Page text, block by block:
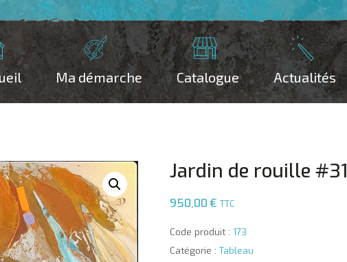
Ma démarche Catalogue Actualités
Jardin de rouille #31
950,00€ TTC
Code produit : 173
Catégorie : Tableau